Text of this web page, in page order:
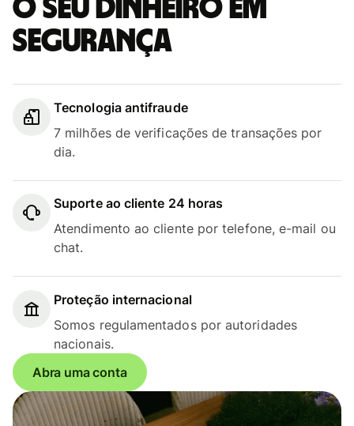
O seu dinheiro em
segurança
Tecnologia antifraude
7 milhões de verificações de transações por
dia.
Suporte ao cliente 24 horas
Atendimento ao cliente por telefone, e-mail ou
chat.
Proteção internacional
Somos regulamentados por autoridades
nacionais.
Abra uma conta